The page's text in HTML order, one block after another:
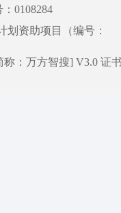
0108284
划资助项目（编号：
：万方智搜] V3.0 证